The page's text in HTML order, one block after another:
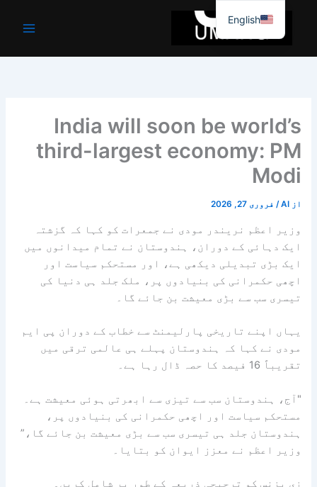
جائیں۔
India will soon be world’s
third-largest economy: PM
Modi
از AI
/ فروری 27, 2026
وزیر اعظم نریندر مودی نے جمعرات کو کہا کہ گزشتہ
ایک دہائی کے دوران، ہندوستان نے تمام میدانوں میں
ایک بڑی تبدیلی دیکھی ہے، اور مستحکم سیاست اور
اچھی حکمرانی کی بنیادوں پر، ملک جلد ہی دنیا کی
تیسری سب سے بڑی معیشت بن جائے گا۔
یہاں اپنے تاریخی پارلیمنٹ سے خطاب کے دوران پی ایم
مودی نے کہا کہ ہندوستان پہلے ہی عالمی ترقی میں
تقریباً 16 فیصد کا حصہ ڈال رہا ہے۔
"آج، ہندوستان سب سے تیزی سے ابھرتی ہوئی معیشت ہے۔
مستحکم سیاست اور اچھی حکمرانی کی بنیادوں پر،
ہندوستان جلد ہی تیسری سب سے بڑی معیشت بن جائے گا،”
وزیر اعظم نے معزز ایوان کو بتایا۔
زی بزنس کو ترجیحی ذریعہ کے طور پر شامل کریں۔
English